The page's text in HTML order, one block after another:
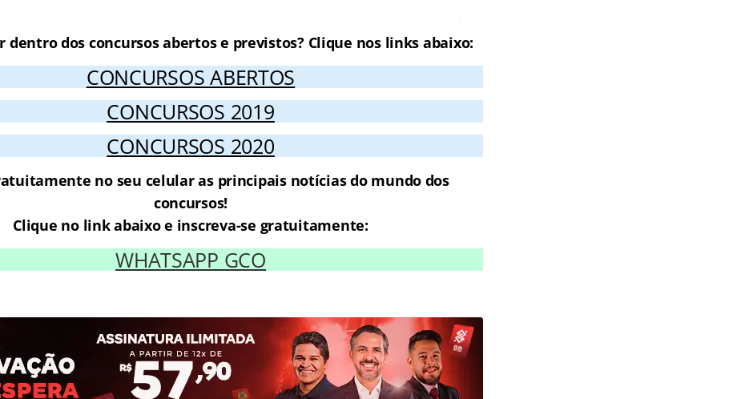
dentro dos concursos abertos e previstos? Clique nos links abaixo:
CONCURSOS ABERTOS
CONCURSOS 2019
CONCURSOS 2020
no seu celular as principais notícias do mundo dos
concursos!
Clique no link abaixo e inscreva-se gratuitamente:
WHATSAPP GCO